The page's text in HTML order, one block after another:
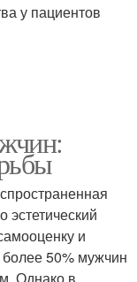
у пациентов
эстетический
и
более 50% мужчин
Однако в